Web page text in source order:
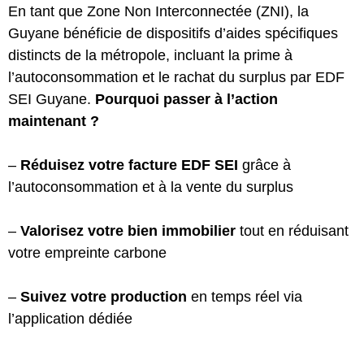
En tant que Zone Non Interconnectée (ZNI), la
Guyane bénéficie de dispositifs d’aides spécifiques
distincts de la métropole, incluant la prime à
l’autoconsommation et le rachat du surplus par EDF
SEI Guyane. Pourquoi passer à l’action
maintenant ?
– Réduisez votre facture EDF SEI grâce à
l’autoconsommation et à la vente du surplus
– Valorisez votre bien immobilier tout en réduisant
votre empreinte carbone
– Suivez votre production en temps réel via
l’application dédiée